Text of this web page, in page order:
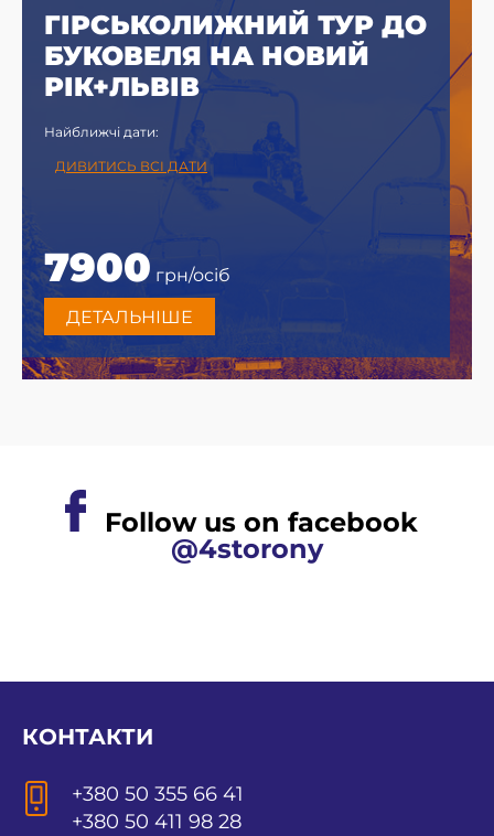
ГІРСЬКОЛИЖНИЙ ТУР ДО
БУКОВЕЛЯ НА НОВИЙ
РІК+ЛЬВІВ
Найближчі дати:
ДИВИТИСЬ ВСІ ДАТИ
7900 грн/осіб
ДЕТАЛЬНІШЕ
Follow us on facebook
@4storony
КОНТАКТИ
+380 50 355 66 41
+380 50 411 98 28